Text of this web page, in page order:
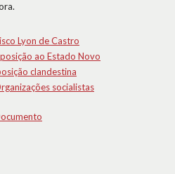
Lyon de Castro
ao Estado Novo
clandestina
socialistas